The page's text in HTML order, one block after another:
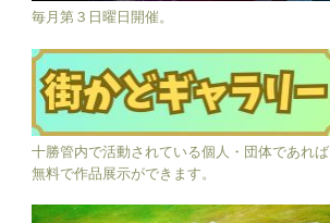
毎月第３日曜日開催。
十勝管内で活動されている個人・団体であれば
無料で作品展示ができます。